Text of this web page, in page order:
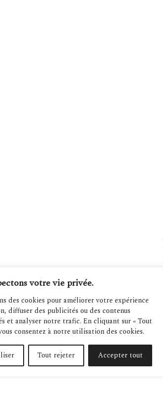
votre vie privée.
des cookies pour améliorer votre expérience
diffuser des publicités ou des contenus
et analyser notre trafic. En cliquant sur « Tout
consentez à notre utilisation des cookies.
Tout rejeter Accepter tout